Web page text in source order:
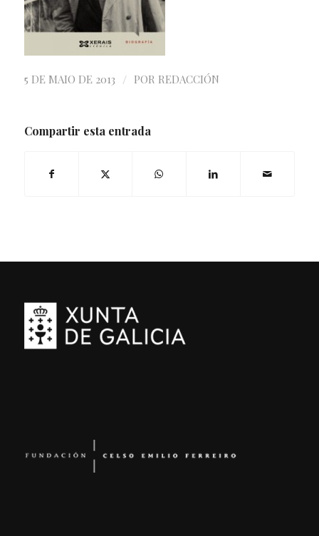
5 DE MAIO DE 2013 / POR REDACCIÓN
Compartir esta entrada